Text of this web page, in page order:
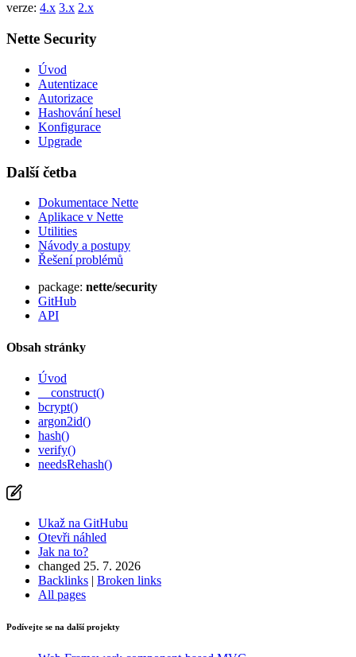
Nahlásit problém s touto stránkou na GitHubu
verze: 4.x 3.x 2.x
Nette Security
Úvod
Autentizace
Autorizace
Hashování hesel
Konfigurace
Upgrade
Další četba
Dokumentace Nette
Aplikace v Nette
Utilities
Návody a postupy
Řešení problémů
package: nette/security
GitHub
API
Obsah stránky
Úvod
__construct()
bcrypt()
argon2id()
hash()
verify()
needsRehash()
Ukaž na GitHubu
Otevři náhled
Jak na to?
changed 25. 7. 2026
Backlinks | Broken links
All pages
Podívejte se na další projekty